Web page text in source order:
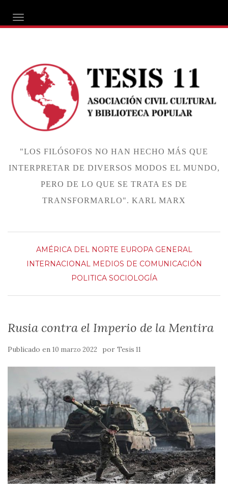
ALTERNAR NAVEGACIÓN
"LOS FILÓSOFOS NO HAN HECHO MÁS QUE
INTERPRETAR DE DIVERSOS MODOS EL MUNDO,
PERO DE LO QUE SE TRATA ES DE
TRANSFORMARLO". KARL MARX
AMÉRICA DEL NORTE EUROPA GENERAL
INTERNACIONAL MEDIOS DE COMUNICACIÓN
POLITICA SOCIOLOGÍA
Rusia contra el Imperio de la Mentira
Publicado en 10 marzo 2022 por Tesis 11